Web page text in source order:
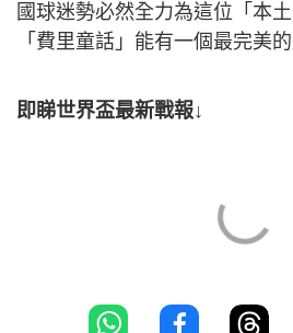
國球迷勢必然全力為這位「本
「費里童話」能有一個最完美
即睇世界盃最新戰報↓